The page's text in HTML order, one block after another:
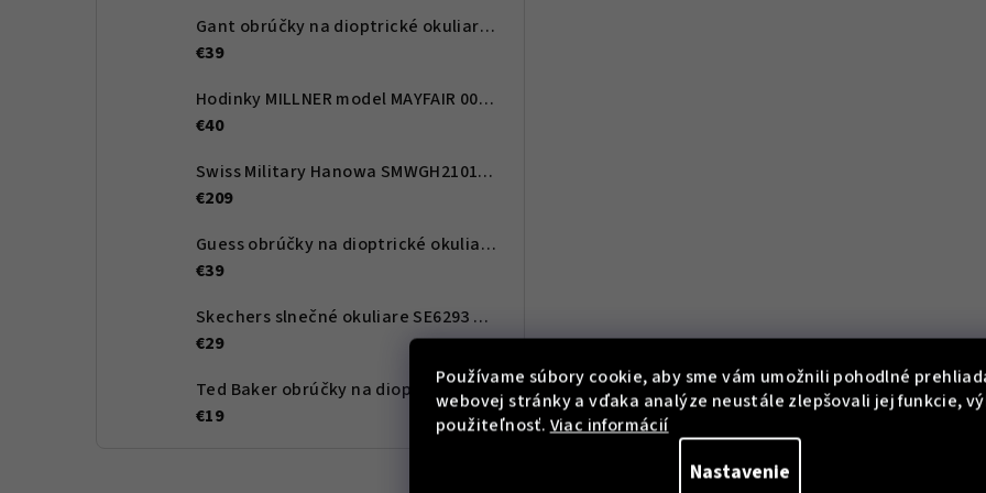
Používame súbory cookie, aby sme vám umožnili pohodlné
webovej stránky a vďaka analýze neustále zlepšovali jej funkcie,
použiteľnosť.Viac informácií
Nastavenie
Gant obrúčky na dioptrické okuliare GA4107 068 53 - Dámské
€39
Hodinky MILLNER model MAYFAIR 0010107
€40
Swiss Military Hanowa SMWGH2101660
€209
Guess obrúčky na dioptrické okuliare GU2847 083 56 - Dámské
€39
Skechers slnečné okuliare SE6293 90D 59 - Dámské
€29
Ted Baker obrúčky na dioptrické okuliare TBB965 351 48 - Dětské
€19